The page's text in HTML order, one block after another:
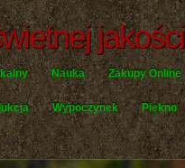
jakości
Nauka Zakupy Online
Wypoczynek Piękno